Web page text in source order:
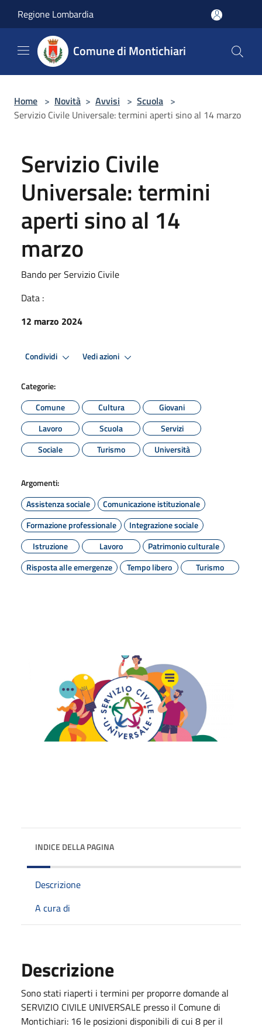
Regione Lombardia
Comune di Montichiari
Home > Novità > Avvisi > Scuola >
Servizio Civile Universale: termini aperti sino al 14 marzo
Servizio Civile
Universale: termini
aperti sino al 14
marzo
Bando per Servizio Civile
Data :
12 marzo 2024
Condividi Vedi azioni
Categorie:
Comune
Cultura
Giovani
Lavoro
Scuola
Servizi
Sociale
Turismo Università
Argomenti:
Assistenza sociale
Comunicazione istituzionale
Formazione professionale
Integrazione sociale
Istruzione
Lavoro
Patrimonio culturale
Risposta alle emergenze
Tempo libero Turismo
INDICE DELLA PAGINA
Descrizione
A cura di
Descrizione
Sono stati riaperti i termini per proporre domande al
SERVIZIO CIVILE UNIVERSALE presso il Comune di
Montichiari: 16 le posizioni disponibili di cui 8 per il